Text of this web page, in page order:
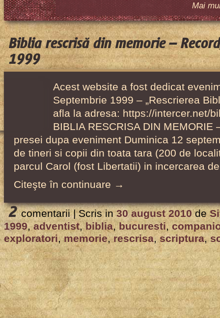
Mai
Biblia rescrisă din memorie –
1999
Acest website a fost dedicat
Septembrie 1999 – „Rescrierea
afla la adresa: https://intercer.net/
BIBLIA RESCRISA DIN
presei dupa eveniment Duminica 12
de tineri si copii din toata tara (200 de
parcul Carol (fost Libertatii) in incercarea
Citeşte în continuare →
2 comentarii |Scris in 30 august 2010 de
1999,adventist,biblia,bucuresti,
exploratori,memorie,rescrisa,scriptura,